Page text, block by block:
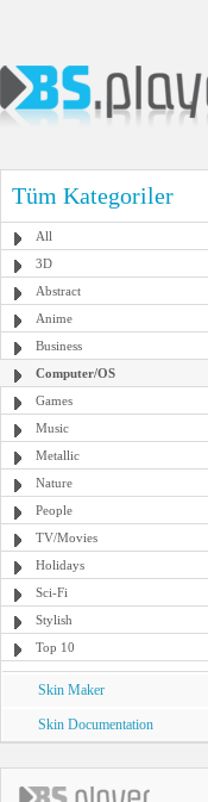
Tüm Kategoriler
All
3D
Abstract
Anime
Business
Computer/OS
Games
Music
Metallic
Nature
People
TV/Movies
Holidays
Sci-Fi
Stylish
Top 10
Skin Maker
Skin Documentation